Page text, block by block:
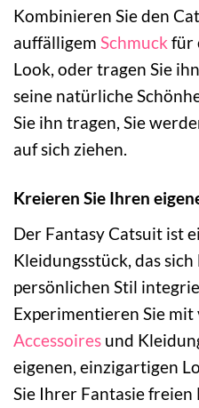
Kombinieren Sie den
auffälligem Schmuck für
Look, oder tragen Sie
seine natürliche
Sie ihn tragen, Sie
auf sich ziehen.
Kreieren Sie Ihren
Der Fantasy Catsuit ist
Kleidungsstück, das
persönlichen Stil
Experimentieren Sie mit
Accessoires und
eigenen, einzigartigen
Sie Ihrer Fantasie freien